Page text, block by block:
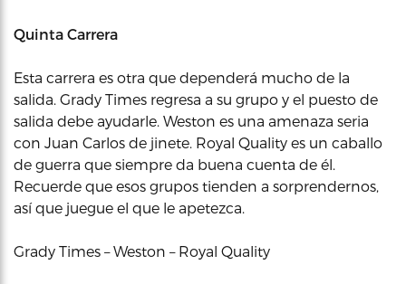
Quinta Carrera
Esta carrera es otra que dependerá mucho de la
salida. Grady Times regresa a su grupo y el puesto de
salida debe ayudarle. Weston es una amenaza seria
con Juan Carlos de jinete. Royal Quality es un caballo
de guerra que siempre da buena cuenta de él.
Recuerde que esos grupos tienden a sorprendernos,
así que juegue el que le apetezca.
Grady Times – Weston – Royal Quality